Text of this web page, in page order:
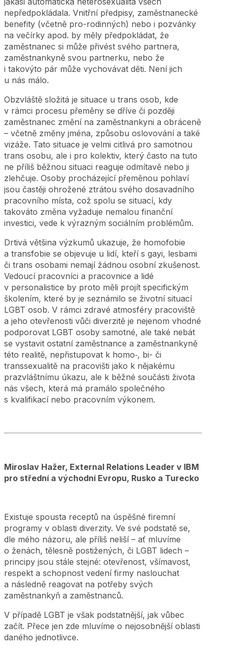
nepředpokládala. Vnitřní předpisy, zaměstnanecké
benefity (včetně pro-rodinných) nebo i pozvánky
na večírky apod. by měly předpokládat, že
zaměstnanec si může přivést svého partnera,
zaměstnankyně svou partnerku, nebo že
i takovýto pár může vychovávat děti. Není jich
u nás málo.
Obzvláště složitá je situace u trans osob, kde
v rámci procesu přeměny se dříve či později
zaměstnanec změní na zaměstnankyni a obráceně
– včetně změny jména, způsobu oslovování a také
vizáže. Tato situace je velmi citlivá pro samotnou
trans osobu, ale i pro kolektiv, který často na tuto
ne příliš běžnou situaci reaguje odmítavě nebo ji
zlehčuje. Osoby procházející přeměnou pohlaví
jsou častěji ohrožené ztrátou svého dosavadního
pracovního místa, což spolu se situací, kdy
takováto změna vyžaduje nemalou finanční
investici, vede k výrazným sociálním problémům.
Drtivá většina výzkumů ukazuje, že homofobie
a transfobie se objevuje u lidí, kteří s gayi, lesbami
či trans osobami nemají žádnou osobní zkušenost.
Vedoucí pracovníci a pracovnice a lidé
v personalistice by proto měli projít specifickým
školením, které by je seznámilo se životní situací
LGBT osob. V rámci zdravé atmosféry pracoviště
a jeho otevřenosti vůči diverzitě je nejenom vhodné
podporovat LGBT osoby samotné, ale také nebát
se vystavit ostatní zaměstnance a zaměstnankyně
této realitě, nepřistupovat k homo‑, bi- či
transsexualitě na pracovišti jako k nějakému
prazvláštnímu úkazu, ale k běžné součásti života
nás všech, která má pramálo společného
s kvalifikací nebo pracovním výkonem.
Miroslav Hažer, External Relations Leader v IBM
pro střední a východní Evropu, Rusko a Turecko
Existuje spousta receptů na úspěšné firemní
programy v oblasti diverzity. Ve své podstatě se,
dle mého názoru, ale příliš neliší – ať mluvíme
o ženách, tělesně postižených, či LGBT lidech –
principy jsou stále stejné: otevřenost, všímavost,
respekt a schopnost vedení firmy naslouchat
a následně reagovat na potřeby svých
zaměstnankyň a zaměstnanců.
V případě LGBT je však podstatnější, jak vůbec
začít. Přece jen zde mluvíme o nejosobnější oblasti
daného jednotlivce.